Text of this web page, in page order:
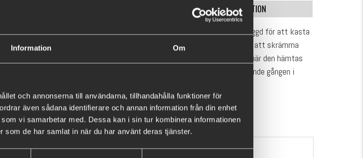
Information Om
och annonserna till användarna, tillhandahålla funktioner för
även sådana identifierare och annan information från din enhet
vi samarbetar med. Dessa kan i sin tur kombinera informationen
som de har samlat in när du har använt deras tjänster.
SPECIFIKATION
Stream ripper är en hyper-tät sjunkande "pencil" bete som är byggd för att kasta
långt. Perfekt för att nå långa åar eller täcka jagande fisk utan att skrämma
dem. Stream ripper sitter naturligtvis strax under ytfilmen och när den hämtas
snabbt hjälper densiteten betet att hålla den attraktiva wobblande gången i
vänster och förblir sedan horisontella eftersom det sjunker förföriskt när det är
pausar. Ett fantastiskt drag för öring, abborre och gädda.
VISA MER